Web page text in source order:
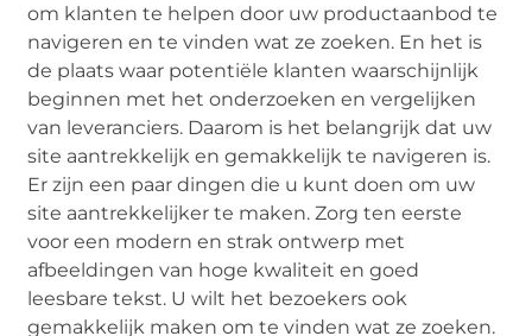
om klanten te helpen door uw productaanbod te
navigeren en te vinden wat ze zoeken. En het is
de plaats waar potentiële klanten waarschijnlijk
beginnen met het onderzoeken en vergelijken
van leveranciers. Daarom is het belangrijk dat uw
site aantrekkelijk en gemakkelijk te navigeren is.
Er zijn een paar dingen die u kunt doen om uw
site aantrekkelijker te maken. Zorg ten eerste
voor een modern en strak ontwerp met
afbeeldingen van hoge kwaliteit en goed
leesbare tekst. U wilt het bezoekers ook
gemakkelijk maken om te vinden wat ze zoeken.